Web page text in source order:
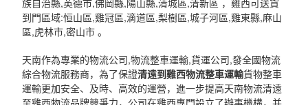
族自治縣,英德市,佛岡縣,陽山縣,清城區,清新區 ，雞西可送貨
到門區域:恒山區,雞冠區,滴道區,梨樹區,城子河區,雞東縣,麻山
區,虎林市,密山市 。
天南作為專業的物流公司,物流整車運輸,貨運公司,發全國物流
綜合物流服務商，為了保證清遠到雞西物流整車運輸貨物整車
運輸更加安全、及時、高效的運營，進一步提高天南物流清遠
至雞西物流品牌競爭力，公司在雞西專門設立了辦事機構，并